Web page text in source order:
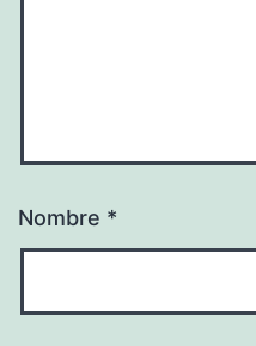
Nombre *